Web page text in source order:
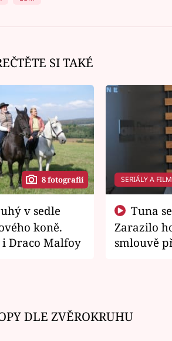
SI TAKÉ
8 fotografií
koně.
Draco Malfoy
SERIÁLY A
Zarazilo
smlouvě
DLE ZVĚROKRUHU